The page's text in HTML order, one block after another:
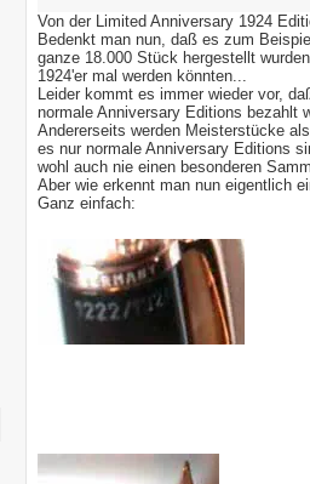
Von der Limited Anniversary 1924
Bedenkt man nun, daß es zum
ganze 18.000 Stück hergestellt
1924'er mal werden könnten...
Leider kommt es immer wieder vor,
normale Anniversary Editions bezahlt
Andererseits werden Meisterstücke
es nur normale Anniversary Editions
wohl auch nie einen besonderen
Aber wie erkennt man nun eigentlich
Ganz einfach: